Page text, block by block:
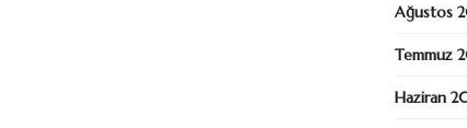
Ağustos
Temmuz
Haziran